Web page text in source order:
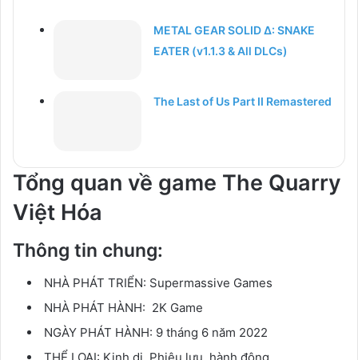
METAL GEAR SOLID Δ: SNAKE
EATER (v1.1.3 & All DLCs)
The Last of Us Part II Remastered
Tổng quan về game The Quarry
Việt Hóa
Thông tin chung:
NHÀ PHÁT TRIỂN: Supermassive Games
NHÀ PHÁT HÀNH: 2K Game
NGÀY PHÁT HÀNH: 9 tháng 6 năm 2022
THỂ LOẠI: Kinh dị, Phiêu lưu, hành động